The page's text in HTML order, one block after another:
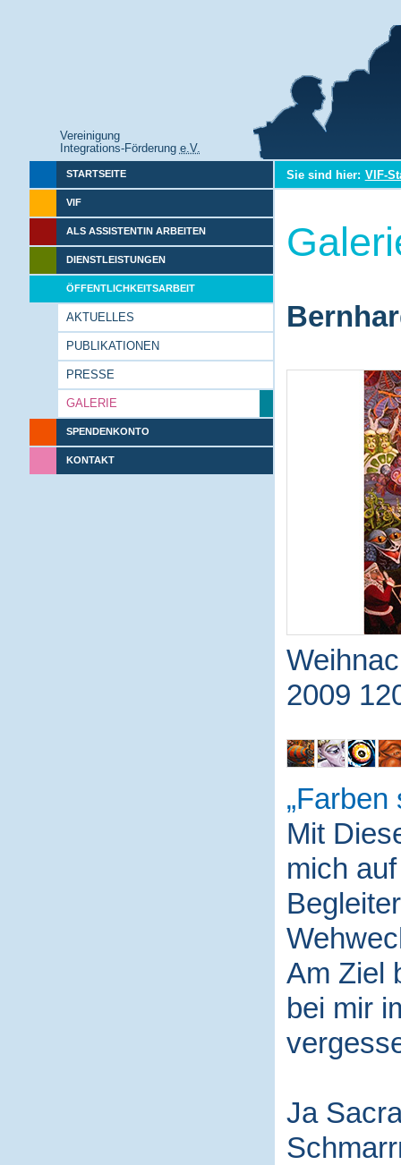
Vereinigung
Integrations-Förderung e.V.
STARTSEITE
VIF
ALS ASSISTENTIN ARBEITEN
DIENSTLEISTUNGEN
ÖFFENTLICHKEITSARBEIT
AKTUELLES
PUBLIKATIONEN
PRESSE
GALERIE
SPENDENKONTO
KONTAKT
Sie sind hier: VIF-
2009
Farben
Mit
mich
Am Ziel
bei mir
Ja